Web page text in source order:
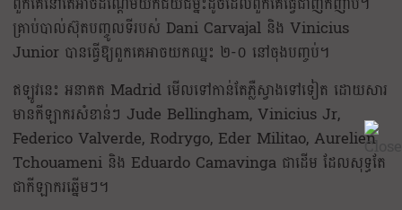
គ្រាប់បាល់ស៊ុតបញ្ចូលទីរបស់ Dani Carvajal និង Vinicius
Junior បានធ្វើឱ្យពួកគេអាចយកឈ្នះ ២-០ នៅចុងបញ្ចប់។
ឥឡូវនេះ អនាគត Madrid មើលទៅកាន់តែភ្លឺស្វាងទៅទៀត ដោយសារ
មានកីឡាករសំខាន់ៗ Jude Bellingham, Vinicius Jr,
Federico Valverde, Rodrygo, Eder Militao, Aurelien
Tchouameni និង Eduardo Camavinga ជាដើម ដែលសុទ្ធតែ
ជាកីឡាករឆ្នើមៗ។